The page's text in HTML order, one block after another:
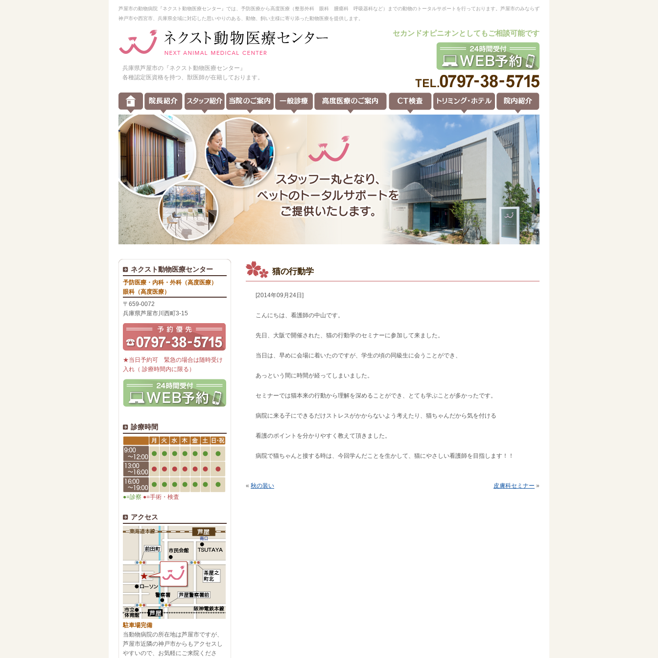
芦屋市の動物病院『ネクスト動物医療センター』では、予防医療から高度医療（整形外科 眼科 腫瘍科 呼吸器科など）までの動物のトータルサポートを行っております。芦屋市のみならず
神戸市や西宮市、兵庫県全域に対応した思いやりのある、動物、飼い主様に寄り添った動物医療を提供します。
セカンドオピニオンとしてもご相談可能です
兵庫県芦屋市の『ネクスト動物医療センター』
各種認定医資格を持つ、獣医師が在籍しております。
猫の行動学
[2014年09月24日]
こんにちは、看護師の中山です。
先日、大阪で開催された、猫の行動学のセミナーに参加して来ました。
当日は、早めに会場に着いたのですが、学生の頃の同級生に会うことができ、
あっという間に時間が経ってしまいました。
セミナーでは猫本来の行動から理解を深めることができ、とても学ぶことが多かったです。
病院に来る子にできるだけストレスがかからないよう考えたり、猫ちゃんだから気を付ける
看護のポイントを分かりやすく教えて頂きました。
病院で猫ちゃんと接する時は、今回学んだことを生かして、猫にやさしい看護師を目指します！！
« 秋の装い 皮膚科セミナー »
ネクスト動物医療センター
予防医療・内科・外科（高度医療）
眼科（高度医療）
〒659-0072
兵庫県芦屋市川西町3-15
★当日予約可 緊急の場合は随時受け
入れ（ 診療時間内に限る）
診療時間
●=診察 ●=手術・検査
アクセス
駐車場完備
当動物病院の所在地は芦屋市ですが、
芦屋市近隣の神戸市からもアクセスし
やすいので、お気軽にご来院くださ